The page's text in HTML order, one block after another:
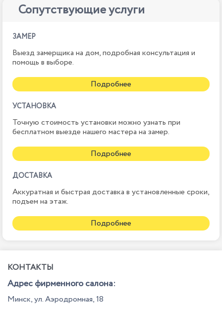
Сопутствующие услуги
ЗАМЕР
Выезд замерщика на дом, подробная консультация и
помощь в выборе.
Подробнее
УСТАНОВКА
Точную стоимость установки можно узнать при
бесплатном выезде нашего мастера на замер.
Подробнее
ДОСТАВКА
Аккуратная и быстрая доставка в установленные сроки,
подъем на этаж.
Подробнее
КОНТАКТЫ
Адрес фирменного салона:
Минск, ул. Аэродромная, 18